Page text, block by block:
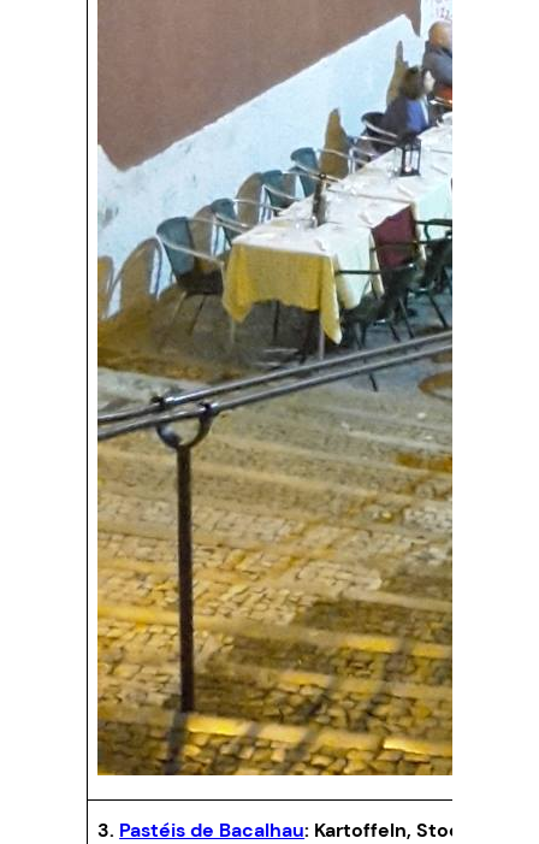
3. Pastéis de Bacalhau: Kartoffeln, Stockfisch